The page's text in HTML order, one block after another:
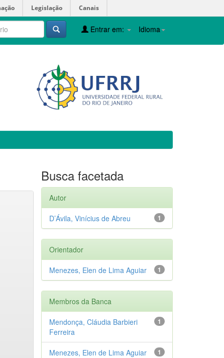
Legislação Canais
Idioma
Entrar em:
Busca facetada
Autor
1
D’Ávila, Vinícius de Abreu
Orientador
1
Menezes, Elen de Lima Aguiar
Membros da Banca
1
Mendonça, Cláudia Barbieri
Ferreira
1
Menezes, Elen de Lima Aguiar